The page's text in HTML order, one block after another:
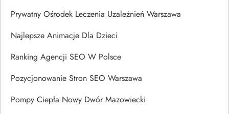
Prywatny Ośrodek Leczenia Uzależnień Warszawa
Najlepsze Animacje Dla Dzieci
Ranking Agencji SEO W Polsce
Pozycjonowanie Stron SEO Warszawa
Pompy Ciepła Nowy Dwór Mazowiecki